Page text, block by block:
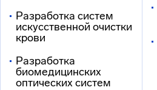
Разработка систем
искусственной очистки
крови
Разработка
биомедицинских
оптических систем